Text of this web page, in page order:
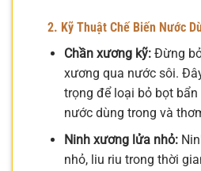
2. Kỹ Thuật Chế Biến Nước
Chần xương kỹ:Đừng
xương qua nước sôi.
trọng để loại bỏ bọt
nước dùng trong và
Ninh xương lửa nhỏ:
nhỏ, liu riu trong thời